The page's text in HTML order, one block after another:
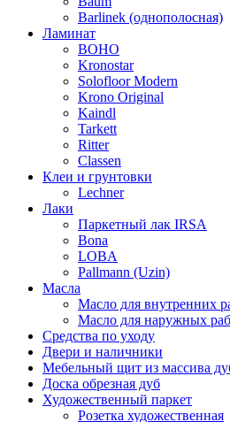
Barlinek (однополосная)
Ламинат
BOHO
Kronostar
Solofloor Modern
Krono Original
Kaindl
Tarkett
Ritter
Classen
Клеи и грунтовки
Lechner
Лаки
Паркетный лак IRSA
Bona
LOBA
Pallmann (Uzin)
Масла
Масло для внутренних
Масло для наружных
Средства по уходу
Двери и наличники
Мебельный щит из массива
Доска обрезная дуб
Художественный паркет
Розетка художественная